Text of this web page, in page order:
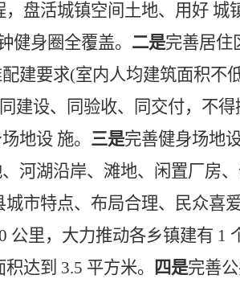
盘活城镇空间土地、用好
健身圈全覆盖。 二是完善居住
建要求(室内人均建筑面积不
建设、同验收、同交付，不
地设 施。 三是完善健身场地
河湖沿岸、滩地、闲置厂房
市特点、布局合理、民众喜
公里，大力推动各乡镇建有 1
达到 3.5 平方米。
四是完善